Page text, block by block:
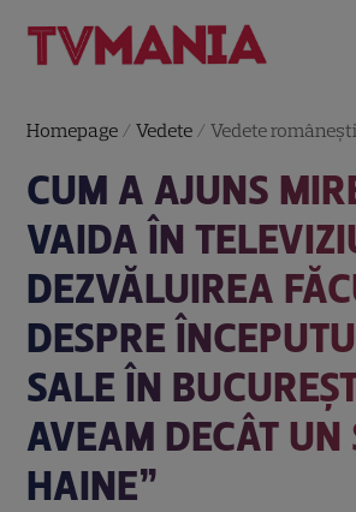
Homepage /Vedete /Vedete româneşti
CUM A AJUNS
VAIDA ÎN
DEZVĂLUIREA
DESPRE
SALE ÎN
AVEAM DECÂT UN
HAINE”